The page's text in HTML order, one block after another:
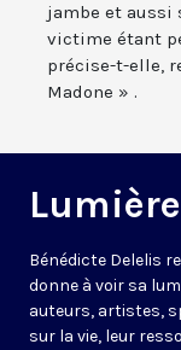
jambe et
victime étant
précise-t-elle,
Madone » .
Bénédicte Delelis
donne à voir sa
auteurs, artistes,
sur la vie, leur